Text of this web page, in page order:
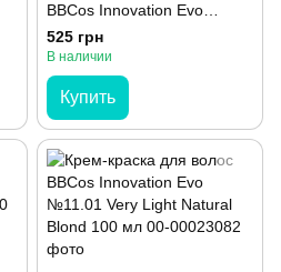
BBCos Innovation Evo
№10.7 Blond Extra Light
Beige 100 мл
525 грн
В наличии
Купить